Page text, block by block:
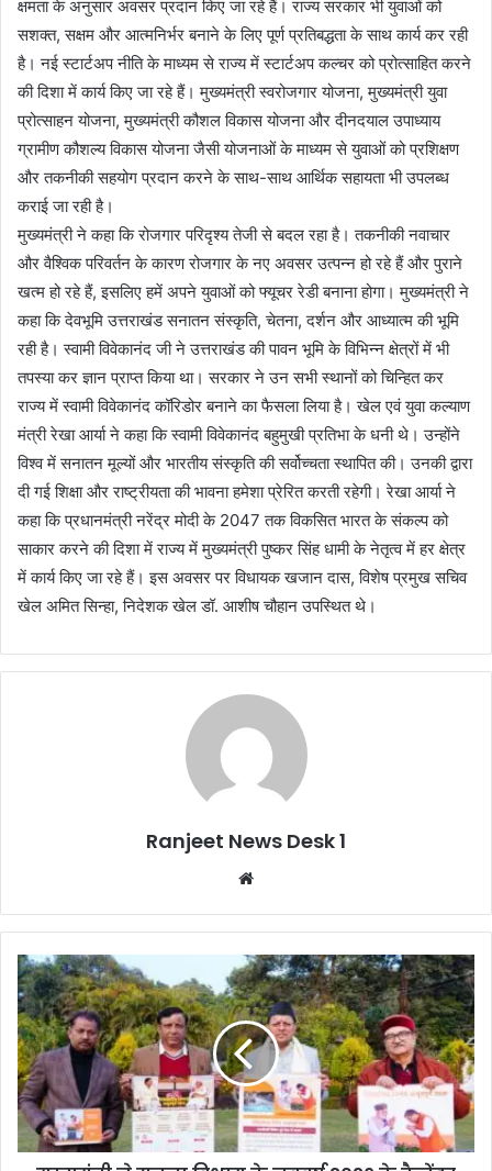
क्षमता के अनुसार अवसर प्रदान किए जा रहे हैं। राज्य सरकार भी युवाओं को
सशक्त, सक्षम और आत्मनिर्भर बनाने के लिए पूर्ण प्रतिबद्धता के साथ कार्य कर रही
है। नई स्टार्टअप नीति के माध्यम से राज्य में स्टार्टअप कल्चर को प्रोत्साहित करने
की दिशा में कार्य किए जा रहे हैं। मुख्यमंत्री स्वरोजगार योजना, मुख्यमंत्री युवा
प्रोत्साहन योजना, मुख्यमंत्री कौशल विकास योजना और दीनदयाल उपाध्याय
ग्रामीण कौशल्य विकास योजना जैसी योजनाओं के माध्यम से युवाओं को प्रशिक्षण
और तकनीकी सहयोग प्रदान करने के साथ-साथ आर्थिक सहायता भी उपलब्ध
कराई जा रही है।
मुख्यमंत्री ने कहा कि रोजगार परिदृश्य तेजी से बदल रहा है। तकनीकी नवाचार
और वैश्विक परिवर्तन के कारण रोजगार के नए अवसर उत्पन्न हो रहे हैं और पुराने
खत्म हो रहे हैं, इसलिए हमें अपने युवाओं को फ्यूचर रेडी बनाना होगा। मुख्यमंत्री ने
कहा कि देवभूमि उत्तराखंड सनातन संस्कृति, चेतना, दर्शन और आध्यात्म की भूमि
रही है। स्वामी विवेकानंद जी ने उत्तराखंड की पावन भूमि के विभिन्न क्षेत्रों में भी
तपस्या कर ज्ञान प्राप्त किया था। सरकार ने उन सभी स्थानों को चिन्हित कर
राज्य में स्वामी विवेकानंद कॉरिडोर बनाने का फैसला लिया है। खेल एवं युवा कल्याण
मंत्री रेखा आर्या ने कहा कि स्वामी विवेकानंद बहुमुखी प्रतिभा के धनी थे। उन्होंने
विश्व में सनातन मूल्यों और भारतीय संस्कृति की सर्वोच्चता स्थापित की। उनकी द्वारा
दी गई शिक्षा और राष्ट्रीयता की भावना हमेशा प्रेरित करती रहेगी। रेखा आर्या ने
कहा कि प्रधानमंत्री नरेंद्र मोदी के 2047 तक विकसित भारत के संकल्प को
साकार करने की दिशा में राज्य में मुख्यमंत्री पुष्कर सिंह धामी के नेतृत्व में हर क्षेत्र
में कार्य किए जा रहे हैं। इस अवसर पर विधायक खजान दास, विशेष प्रमुख सचिव
खेल अमित सिन्हा, निदेशक खेल डॉ. आशीष चौहान उपस्थित थे।
Ranjeet News Desk 1
te